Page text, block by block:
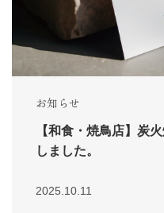
お知らせ
【和食・焼鳥店】炭
しました。
2025.10.11